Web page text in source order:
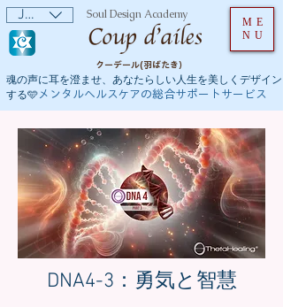
クーデール(羽ばたき）
魂の声に耳を澄ませ、あなたらしい人生を美しくデザイン
する🩵 メンタルヘルスケアの総合サポートサービス
ME
NU
JPY (¥) Soul Design Academy
DNA4-3：勇気と智慧